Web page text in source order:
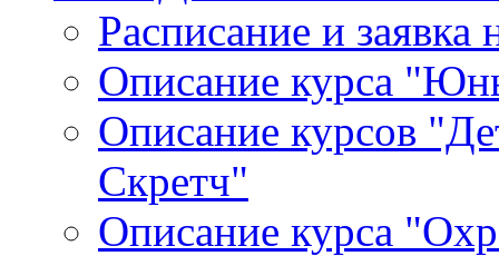
Расписание и заявка
Описание курса
Описание курсов
Скретч"
Описание курса